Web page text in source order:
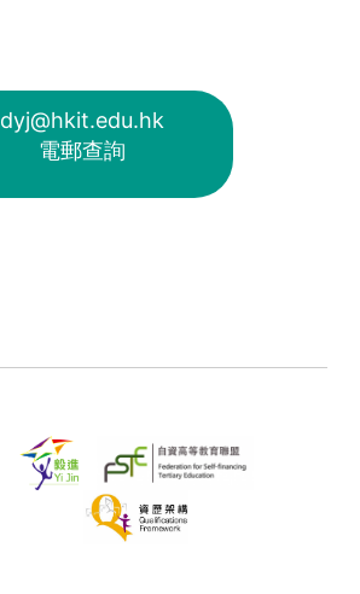
dyj@hkit.edu.hk
電郵查詢